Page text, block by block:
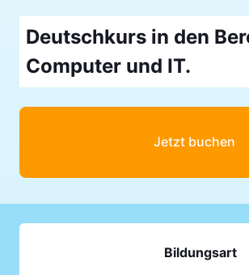
Deutschkurs in den
Computer und IT.
Jetzt buchen
Bildungsart